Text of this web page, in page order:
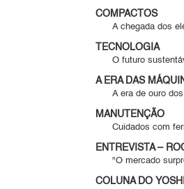
COMPACTOS
A chegada dos
TECNOLOGIA
O futuro
A ERA DAS
A era de ouro dos
MANUTENÇÃO
Cuidados com
ENTREVISTA –
"O mercado
COLUNA DO